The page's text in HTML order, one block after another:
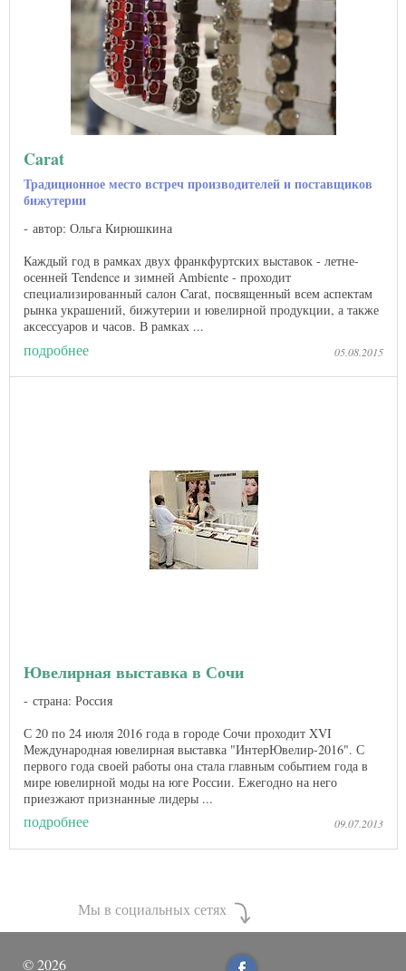
Carat
Традиционное место встреч производителей и поставщиков
бижутерии
автор: Ольга Кирюшкина
Каждый год в рамках двух франкфуртских выставок - летне-
осенней Tendence и зимней Ambiente - проходит
специализированный салон Carat, посвященный всем аспектам
рынка украшений, бижутерии и ювелирной продукции, а также
аксессуаров и часов. В рамках ...
подробнее 05.08.2015
Ювелирная выставка в Сочи
страна: Россия
С 20 по 24 июля 2016 года в городе Сочи проходит XVI
Международная ювелирная выставка "ИнтерЮвелир-2016". С
первого года своей работы она стала главным событием года в
мире ювелирной моды на юге России. Ежегодно на него
приезжают признанные лидеры ...
подробнее 09.07.2013
©2026
Мы в социальных сетях